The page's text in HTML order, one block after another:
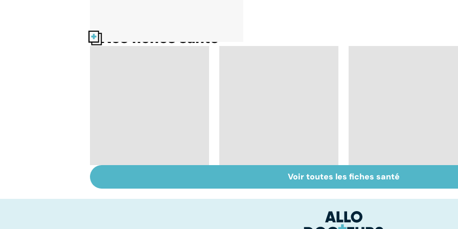
Nos fiches santé
conseils
Perturbateurs
endocriniens : une
Pollution : quand le
danger vient de
Voir toutes les fiches santé